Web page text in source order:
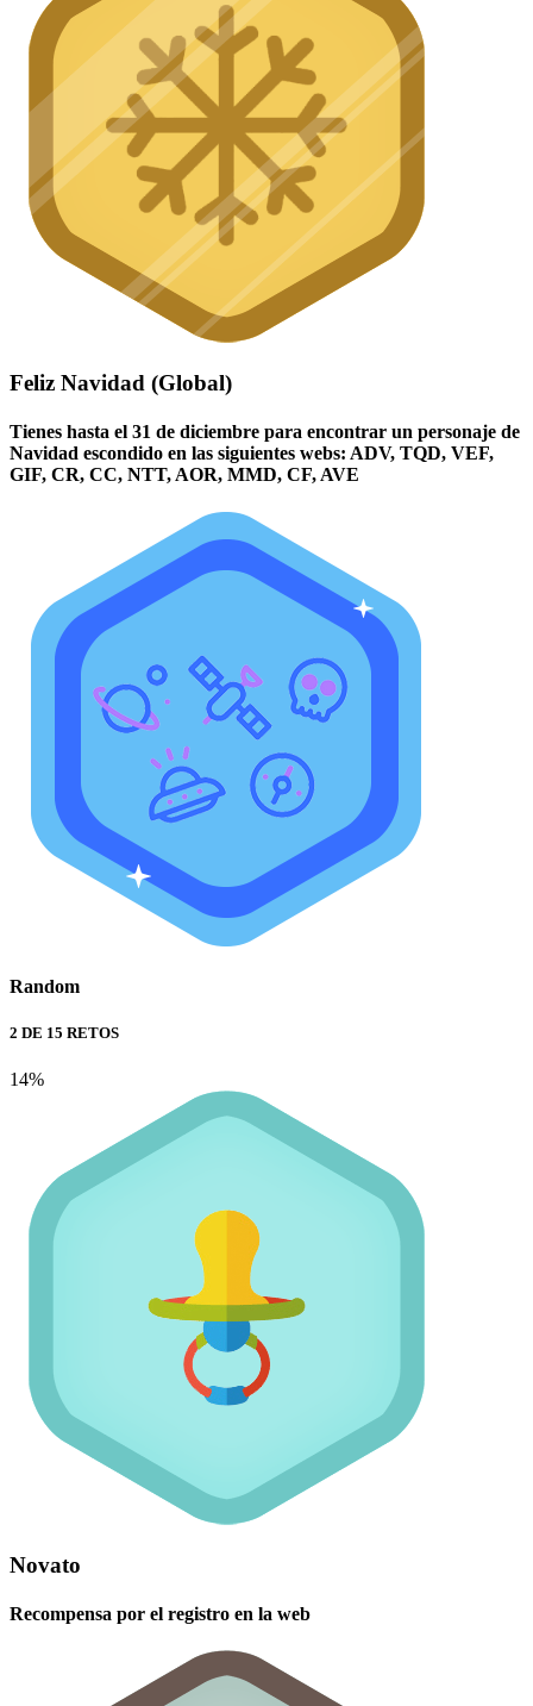
Feliz Navidad (Global)
Tienes hasta el 31 de diciembre para encontrar un personaje de
Navidad escondido en las siguientes webs: ADV, TQD, VEF,
GIF, CR, CC, NTT, AOR, MMD, CF, AVE
Random
2 DE 15 RETOS
14%
Novato
Recompensa por el registro en la web